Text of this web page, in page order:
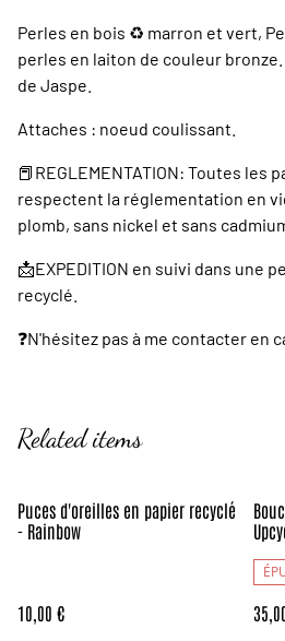
Perles en bois ♻️ marron et vert,
perles en laiton de couleur
de Jaspe.
Attaches : noeud coulissant.
📕REGLEMENTATION: Toutes les
respectent la réglementation en
plomb, sans nickel et sans
📩EXPEDITION en suivi dans une
recyclé.
❓️N'hésitez pas à me contacter en
Related items
Puces d'oreilles en papier recyclé
- Rainbow
10,00 €